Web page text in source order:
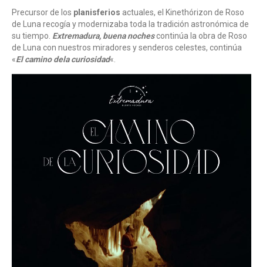
Precursor de los planisferios actuales, el Kinethórizon de Roso
de Luna recogía y modernizaba toda la tradición astronómica de
su tiempo. Extremadura, buena nochescontinúa la obra de Roso
de Luna con nuestros miradores y senderos celestes, continúa
«El camino dela curiosidad«.